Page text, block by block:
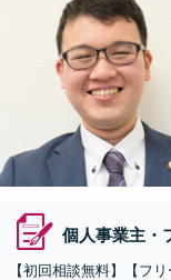
個人事業主・
【初回相談無料】【フ